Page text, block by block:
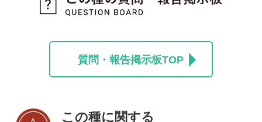
初めての方へ コース一覧
新規会員登録 掲載図鑑一覧 よくある質問
補足リンク集